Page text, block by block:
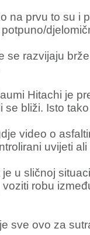
na prvu to su i
se razvijaju
Hitachi je
se bliži. Isto
video o
uvijeti
je u sličnoj
voziti robu
sve ovo za